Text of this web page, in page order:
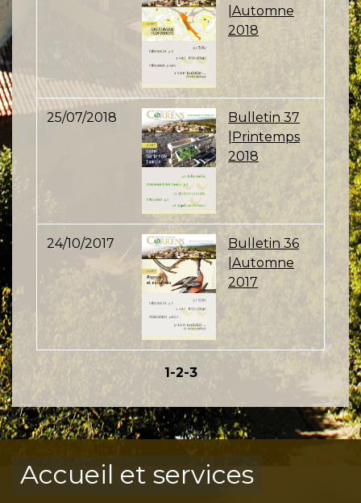
|Automne
2018
25/07/2018
Bulletin 37
|Printemps
2018
24/10/2017
Bulletin 36
|Automne
2017
1-2-3
Accueil et services